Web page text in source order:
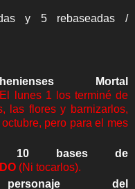
y 5 rebaseadas /
Mortal
lunes 1 los terminé de
las flores y barnizarlos,
pero para el mes
10 bases de
(Ni tocarlos).
del